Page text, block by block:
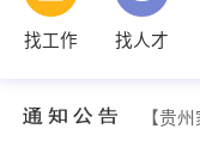
找工作 找人才